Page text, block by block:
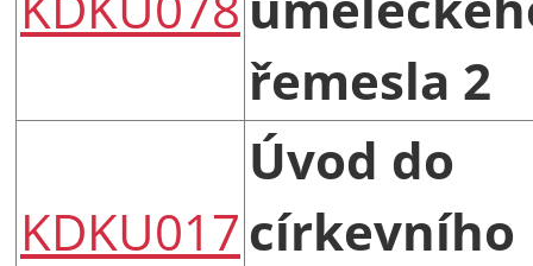
řemesla 2
KDKU017
Úvod do
církevního